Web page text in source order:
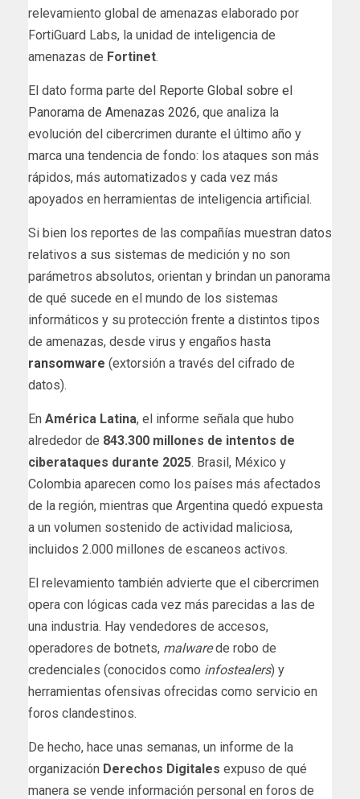
relevamiento global de amenazas elaborado por
FortiGuard Labs, la unidad de inteligencia de
amenazas de Fortinet.
El dato forma parte del Reporte Global sobre el
Panorama de Amenazas 2026, que analiza la
evolución del cibercrimen durante el último año y
marca una tendencia de fondo: los ataques son más
rápidos, más automatizados y cada vez más
apoyados en herramientas de inteligencia artificial.
Si bien los reportes de las compañías muestran datos
relativos a sus sistemas de medición y no son
parámetros absolutos, orientan y brindan un panorama
de qué sucede en el mundo de los sistemas
informáticos y su protección frente a distintos tipos
de amenazas, desde virus y engaños hasta
ransomware (extorsión a través del cifrado de
datos).
En América Latina, el informe señala que hubo
alrededor de 843.300 millones de intentos de
ciberataques durante 2025. Brasil, México y
Colombia aparecen como los países más afectados
de la región, mientras que Argentina quedó expuesta
a un volumen sostenido de actividad maliciosa,
incluidos 2.000 millones de escaneos activos.
El relevamiento también advierte que el cibercrimen
opera con lógicas cada vez más parecidas a las de
una industria. Hay vendedores de accesos,
operadores de botnets, malwarede robo de
credenciales (conocidos como infostealers) y
herramientas ofensivas ofrecidas como servicio en
foros clandestinos.
De hecho, hace unas semanas, un informe de la
organización Derechos Digitales expuso de qué
manera se vende información personal en foros de